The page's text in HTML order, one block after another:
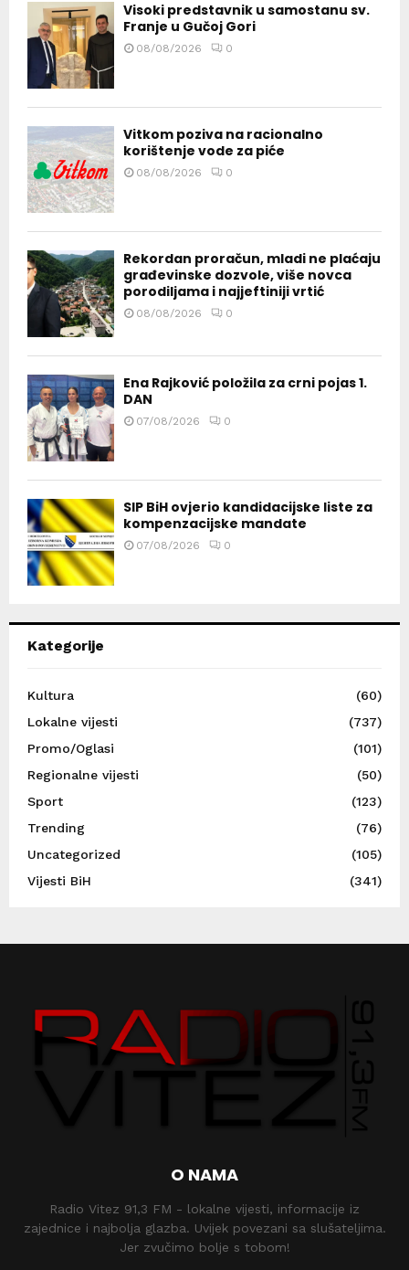
Visoki predstavnik u samostanu sv.
Franje u Gučoj Gori
08/08/2026 0
Vitkom poziva na racionalno
korištenje vode za piće
08/08/2026 0
Rekordan proračun, mladi ne plaćaju
građevinske dozvole, više novca
porodiljama i najjeftiniji vrtić
08/08/2026 0
Ena Rajković položila za crni pojas 1.
DAN
07/08/2026 0
SIP BiH ovjerio kandidacijske liste za
kompenzacijske mandate
07/08/2026 0
Kategorije
Kultura
(60)
Lokalne vijesti
(737)
Promo/Oglasi
(101)
Regionalne vijesti
(50)
Sport
(123)
Trending
(76)
Uncategorized
(105)
Vijesti BiH
(341)
O NAMA
Radio Vitez 91,3 FM - lokalne vijesti, informacije iz
zajednice i najbolja glazba. Uvijek povezani sa slušateljima.
Jer zvučimo bolje s tobom!